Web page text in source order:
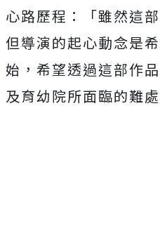
心路歷程：「雖然這
但導演的起心動念是
始， 希望透過這部作
及育幼院所面臨的難處